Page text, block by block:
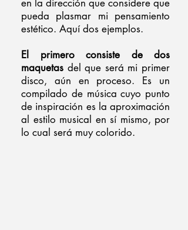
en la dirección que considere que
pueda plasmar mi pensamiento
estético. Aquí dos ejemplos.
El primero consiste de dos
maquetas del que será mi primer
disco, aún en proceso. Es un
compilado de música cuyo punto
de inspiración es la aproximación
al estilo musical en sí mismo, por
lo cual será muy colorido.